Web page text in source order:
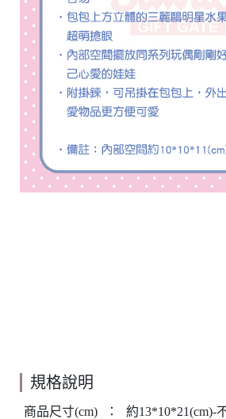
規格說明
商品尺寸(cm) ：
約13*10*21(cm)-